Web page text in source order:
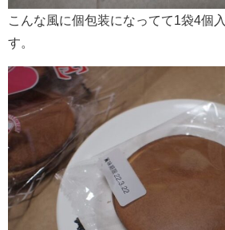
こんな風に個包装になってて1袋4個
す。